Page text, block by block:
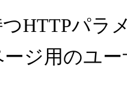
HTTPパラ
ジ用のユ